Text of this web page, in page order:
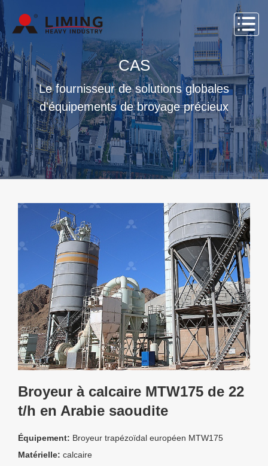
CAS
Le fournisseur de solutions globales
d'équipements de broyage précieux
Broyeur à calcaire MTW175 de 22
t/h en Arabie saoudite
Équipement: Broyeur trapézoïdal européen MTW175
Matérielle: calcaire